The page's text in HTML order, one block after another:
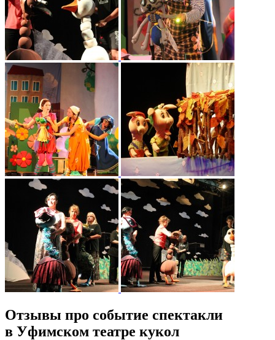
Отзывы про событие спектакли
в Уфимском театре кукол